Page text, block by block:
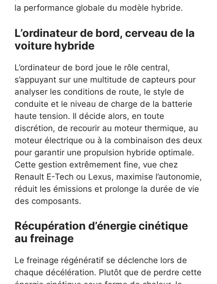
la performance globale du modèle hybride.
L’ordinateur de bord, cerveau de la
voiture hybride
L’ordinateur de bord joue le rôle central,
s’appuyant sur une multitude de capteurs pour
analyser les conditions de route, le style de
conduite et le niveau de charge de la batterie
haute tension. Il décide alors, en toute
discrétion, de recourir au moteur thermique, au
moteur électrique ou à la combinaison des deux
pour garantir une propulsion hybride optimale.
Cette gestion extrêmement fine, vue chez
Renault E-Tech ou Lexus, maximise l’autonomie,
réduit les émissions et prolonge la durée de vie
des composants.
Récupération d’énergie cinétique
au freinage
Le freinage régénératif se déclenche lors de
chaque décélération. Plutôt que de perdre cette